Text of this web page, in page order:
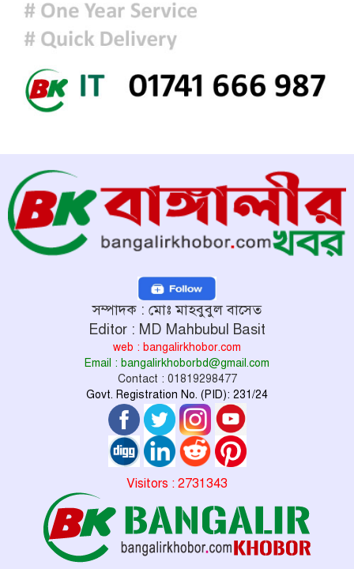
সম্পাদক : মোঃ মাহবুবুল বাসেত
Editor : MD Mahbubul Basit
web : bangalirkhobor.com
Email : bangalirkhoborbd@gmail.com
Contact : 01819298477
Govt. Registration No. (PID): 231/24
Visitors : 2731343